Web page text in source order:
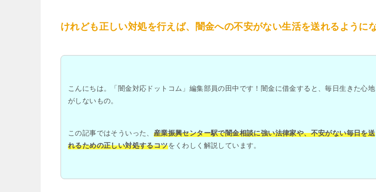
けれども正しい対処を行えば、闇金への不安がない生活を送れるように
こんにちは。「闇金対応ドットコム」編集部員の田中です！闇金に借金すると、毎日生きた心地
がしないもの。
この記事ではそういった、 産業振興センター駅で闇金相談に強い法律家や、不安がない毎日を送
れるための正しい対処するコツをくわしく解説しています。